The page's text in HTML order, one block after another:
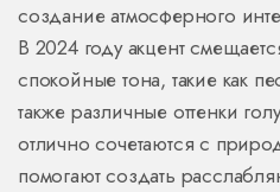
создание атмосферного
В 2024 году акцент
спокойные тона, такие как
также различные оттенки
отлично сочетаются с
помогают создать